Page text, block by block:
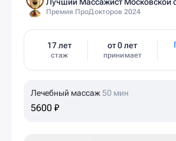
Премия ПроДокторов 2024
17 лет
стаж
от 0 лет
принимает
Лечебный массаж 50 мин
5600 ₽